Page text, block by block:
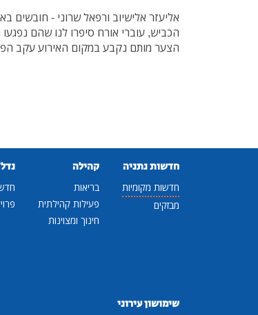
אליעזר אלישיוב ורפאל שרוני - חובשים
הכביש, עוברי אורח סיפרו לנו שהם
הצער מותם נקבע במקום האירוע עקב
חדשות נתניה
חדשות מקומיות
מבזקים
קהילה
בריאות
פעילות קהילתית
חינוך ומצוינות
שימושון עירוני